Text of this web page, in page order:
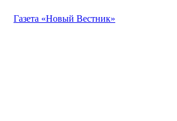
Газета «Новый Вестник»